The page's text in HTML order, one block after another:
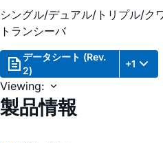
シングル/デュアル/トリプル/ク
トランシーバ
データシート (Rev.
2)
+1
Viewing:
製品情報